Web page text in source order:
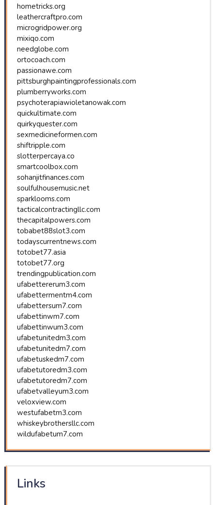
hometricks.org
leathercraftpro.com
microgridpower.org
mixiqo.com
needglobe.com
ortocoach.com
passionawe.com
pittsburghpaintingprofessionals.com
plumberryworks.com
psychoterapiawioletanowak.com
quickultimate.com
quirkyquester.com
sexmedicineformen.com
shiftripple.com
slotterpercaya.co
smartcoolbox.com
sohanjitfinances.com
soulfulhousemusic.net
sparklooms.com
tacticalcontractingllc.com
thecapitalpowers.com
tobabet88slot3.com
todayscurrentnews.com
totobet77.asia
totobet77.org
trendingpublication.com
ufabettererum3.com
ufabettermentm4.com
ufabettersum7.com
ufabettinwm7.com
ufabettinwum3.com
ufabetunitedm3.com
ufabetunitedm7.com
ufabetuskedm7.com
ufabetutoredm3.com
ufabetutoredm7.com
ufabetvalleyum3.com
veloxview.com
westufabetm3.com
whiskeybrothersllc.com
wildufabetum7.com
Links